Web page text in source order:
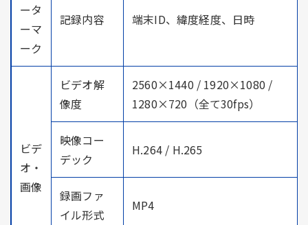
ータ
ーマ
ーク
記録内容 端末ID、緯度経度、日時
ビデ
オ・
画像
ビデオ解
像度
2560×1440 / 1920×1080 /
1280×720（全て30fps）
映像コー
デック
H.264 / H.265
録画ファ
イル形式
MP4